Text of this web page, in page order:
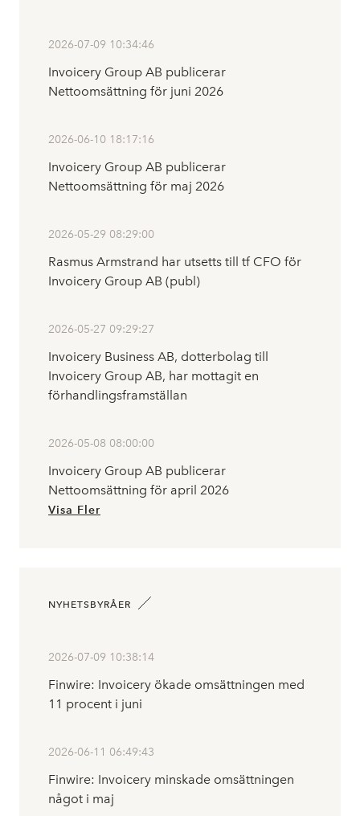
2026-07-09 10:34:46
Invoicery Group AB publicerar
Nettoomsättning för juni 2026
2026-06-10 18:17:16
Invoicery Group AB publicerar
Nettoomsättning för maj 2026
2026-05-29 08:29:00
Rasmus Armstrand har utsetts till tf CFO för
Invoicery Group AB (publ)
2026-05-27 09:29:27
Invoicery Business AB, dotterbolag till
Invoicery Group AB, har mottagit en
förhandlingsframställan
2026-05-08 08:00:00
Invoicery Group AB publicerar
Nettoomsättning för april 2026
Visa Fler
NYHETSBYRÅER
2026-07-09 10:38:14
Finwire: Invoicery ökade omsättningen med
11 procent i juni
2026-06-11 06:49:43
Finwire: Invoicery minskade omsättningen
något i maj